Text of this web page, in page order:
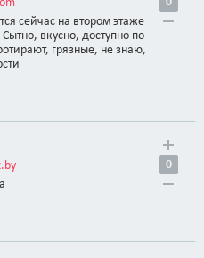
сейчас на втором этаже
вкусно, доступно по
грязные, не знаю,
0